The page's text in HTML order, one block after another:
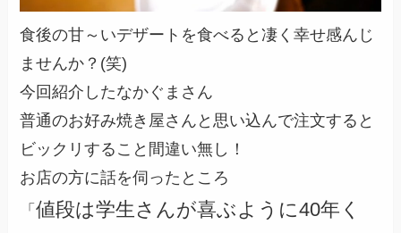
食後の甘～いデザートを食べると凄く幸せ感んじ
ませんか？(笑)
今回紹介したなかぐまさん
普通のお好み焼き屋さんと思い込んで注文すると
ビックリすること間違い無し！
お店の方に話を伺ったところ
「値段は学生さんが喜ぶように40年く